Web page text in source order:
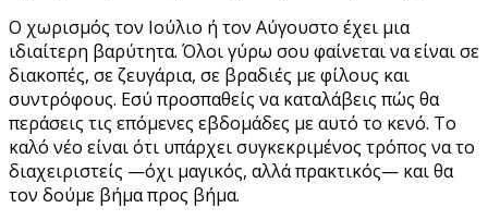
Ο χωρισμός τον Ιούλιο ή τον Αύγουστο έχει μια
ιδιαίτερη βαρύτητα. Όλοι γύρω σου φαίνεται να είναι σε
διακοπές, σε ζευγάρια, σε βραδιές με φίλους και
συντρόφους. Εσύ προσπαθείς να καταλάβεις πώς θα
περάσεις τις επόμενες εβδομάδες με αυτό το κενό. Το
καλό νέο είναι ότι υπάρχει συγκεκριμένος τρόπος να το
διαχειριστείς —όχι μαγικός, αλλά πρακτικός— και θα
τον δούμε βήμα προς βήμα.